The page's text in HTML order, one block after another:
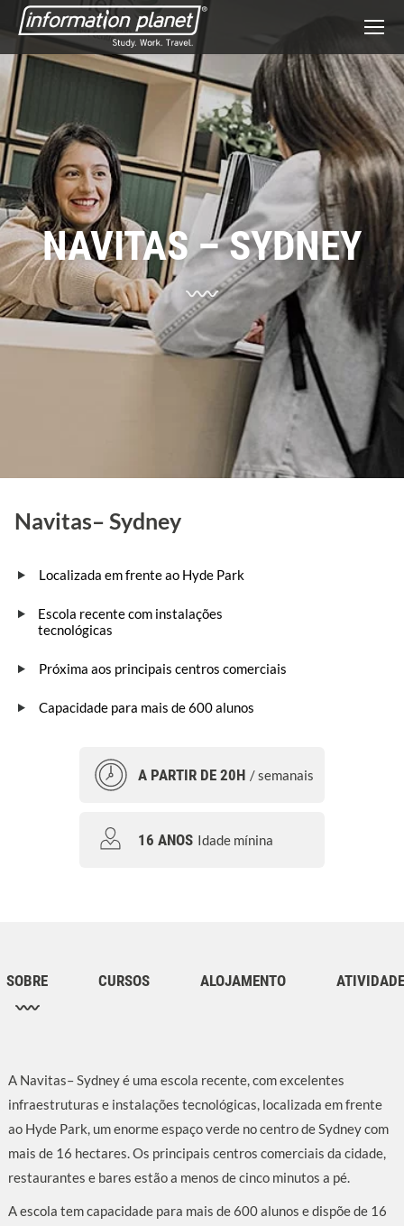
NAVITAS – SYDNEY
Navitas– Sydney
Localizada em frente ao Hyde Park
Escola recente com instalações
tecnológicas
Próxima aos principais centros comerciais
Capacidade para mais de 600 alunos
A PARTIR DE 20H / semanais
16 ANOS Idade mínina
SOBRE CURSOS ALOJAMENTO
A Navitas– Sydney é uma escola recente, com excelentes
infraestruturas e instalações tecnológicas, localizada em frente
ao Hyde Park, um enorme espaço verde no centro de Sydney com
mais de 16 hectares. Os principais centros comerciais da cidade,
restaurantes e bares estão a menos de cinco minutos a pé.
A escola tem capacidade para mais de 600 alunos e dispõe de 16